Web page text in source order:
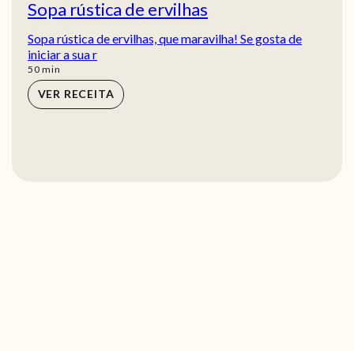
Sopa rústica de ervilhas
Sopa rústica de ervilhas, que maravilha! Se gosta de
iniciar a sua r
50min
min
VER RECEITA